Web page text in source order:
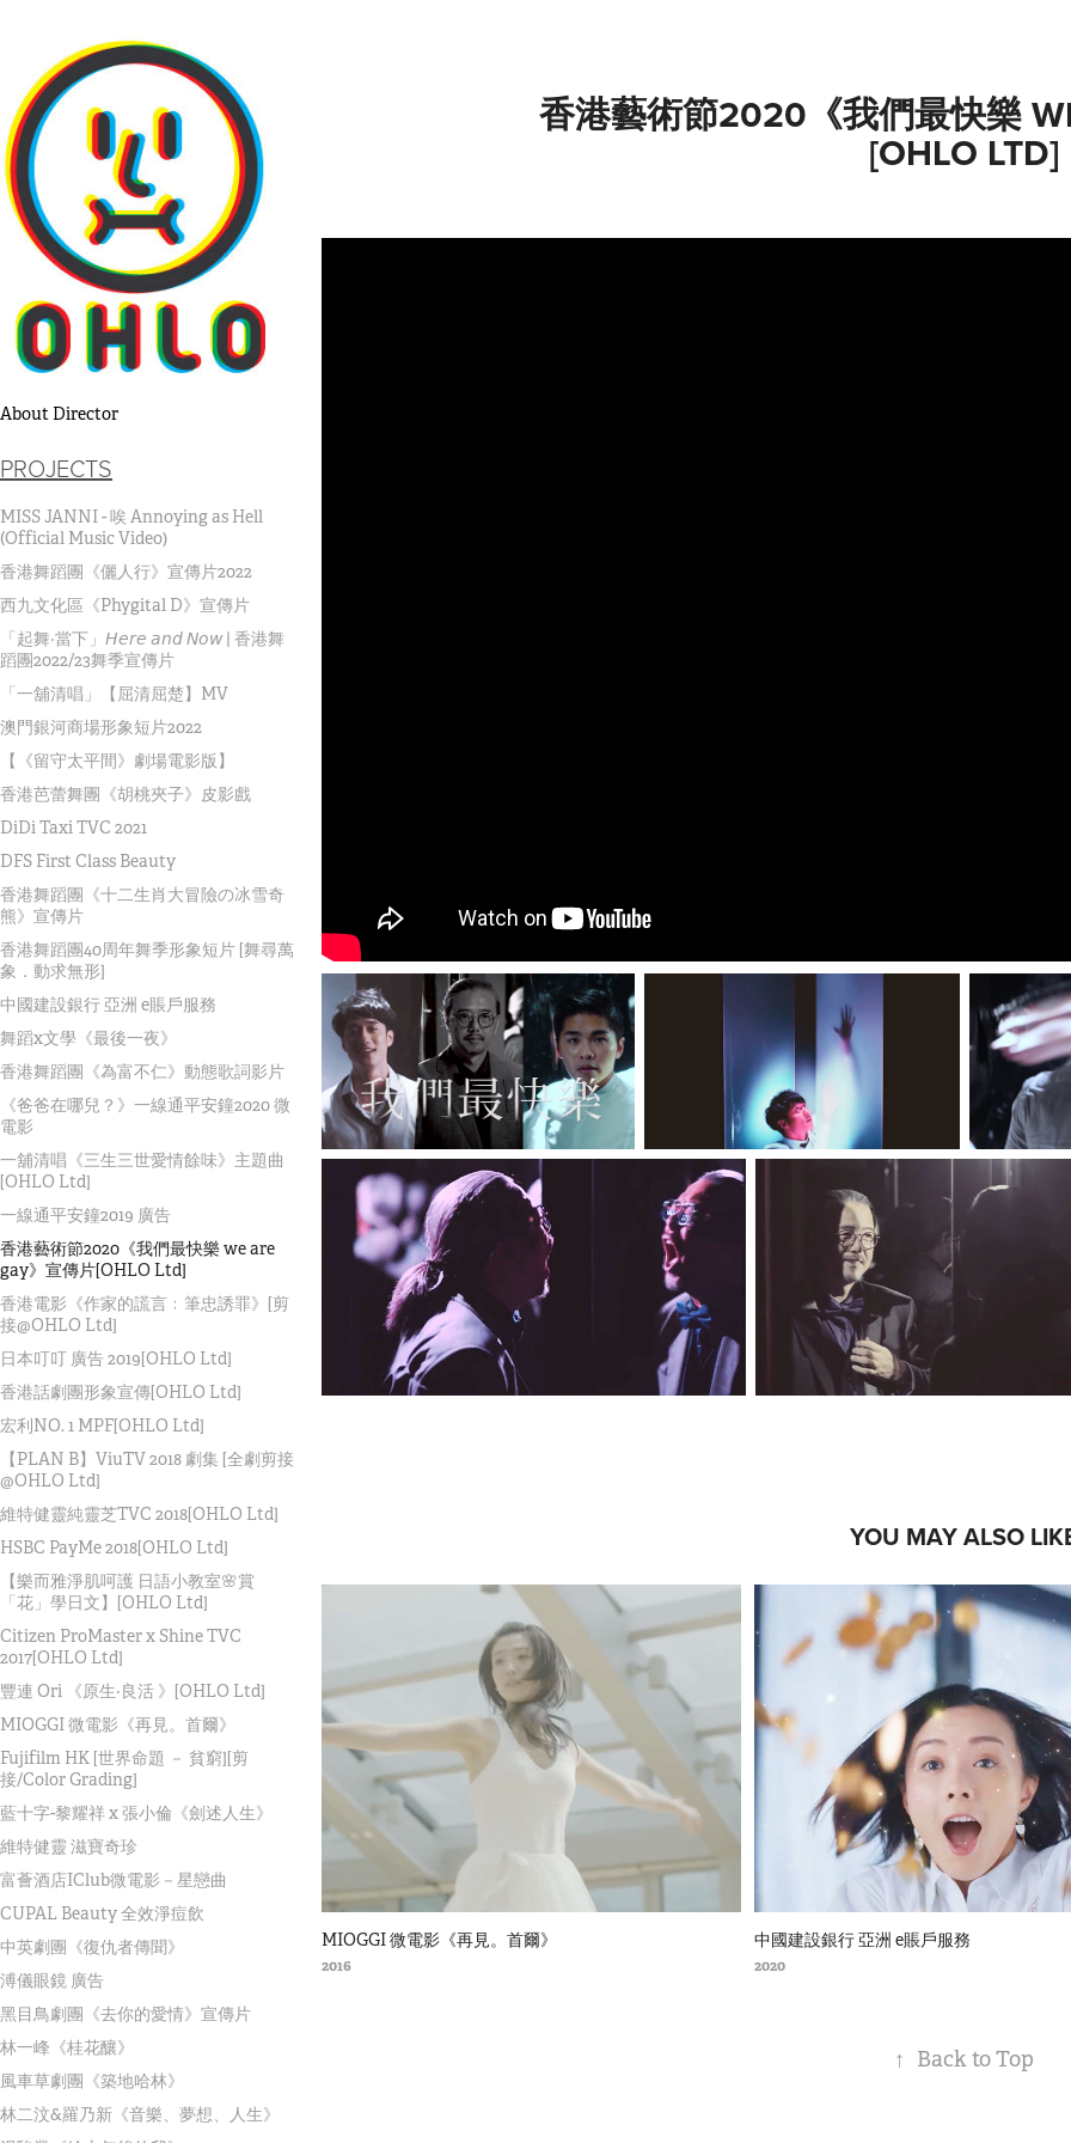
About Director
PROJECTS
MISS JANNI - 唉 Annoying as Hell
(Official Music Video)
香港舞蹈團《儷人行》宣傳片2022
西九文化區《Phygital D》宣傳片
「起舞‧當下」𝘏𝘦𝘳𝘦 𝘢𝘯𝘥 𝘕𝘰𝘸 | 香港舞
蹈團2022/23舞季宣傳片
「一舖清唱」【屈清屈楚】MV
澳門銀河商場形象短片2022
【《留守太平間》劇場電影版】
香港芭蕾舞團《胡桃夾子》皮影戲
DiDi Taxi TVC 2021
DFS First Class Beauty
香港舞蹈團《十二生肖大冒險の冰雪奇
熊》宣傳片
香港舞蹈團40周年舞季形象短片 [舞尋萬
象．動求無形]
中國建設銀行 亞洲 e賬戶服務
舞蹈x文學《最後一夜》
香港舞蹈團《為富不仁》動態歌詞影片
《爸爸在哪兒？》一線通平安鐘2020 微
電影
一舖清唱《三生三世愛情餘味》主題曲
[OHLO Ltd]
一線通平安鐘2019 廣告
香港藝術節2020《我們最快樂 we are
gay》宣傳片[OHLO Ltd]
香港電影《作家的謊言﹕筆忠誘罪》[剪
接@OHLO Ltd]
日本叮叮 廣告 2019[OHLO Ltd]
香港話劇團形象宣傳[OHLO Ltd]
宏利NO. 1 MPF[OHLO Ltd]
【PLAN B】ViuTV 2018 劇集 [全劇剪接
@OHLO Ltd]
維特健靈純靈芝TVC 2018[OHLO Ltd]
HSBC PayMe 2018[OHLO Ltd]
【樂而雅淨肌呵護 日語小教室🌸賞
「花」學日文】[OHLO Ltd]
Citizen ProMaster x Shine TVC
2017[OHLO Ltd]
豐連 Ori 《原生‧良活 》[OHLO Ltd]
MIOGGI 微電影《再見。首爾》
Fujifilm HK [世界命題 － 貧窮][剪
接/Color Grading]
藍十字-黎耀祥 x 張小倫《劍述人生》
維特健靈 滋寶奇珍
富薈酒店IClub微電影－星戀曲
CUPAL Beauty 全效淨痘飲
中英劇團《復仇者傳聞》
溥儀眼鏡 廣告
黑目鳥劇團《去你的愛情》宣傳片
林一峰《桂花釀》
風車草劇團《築地哈林》
林二汶&羅乃新《音樂、夢想、人生》
香港藝術節2020《我們最快樂
[OHLO LTD]
YOU MAY ALSO
MIOGGI 微電影《再見。首爾》
2016
中國建設銀行 亞洲 e賬戶服務
2020
↑ Back to Top